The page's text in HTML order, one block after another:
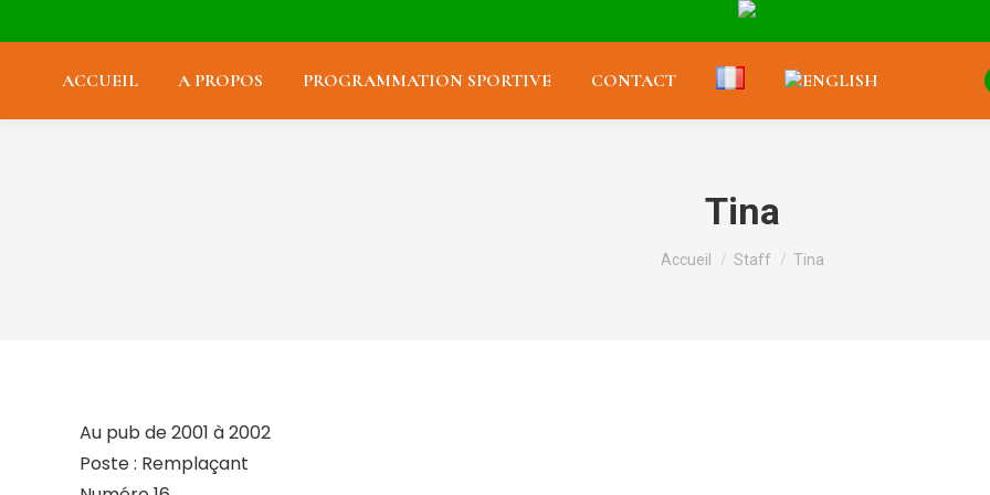
ACCUEIL A PROPOS PROGRAMMATION SPORTIVE CONTACT
Tina
Vous êtes ici :
Accueil Staff Tina
Au pub de 2001 à 2002
Poste : Remplaçant